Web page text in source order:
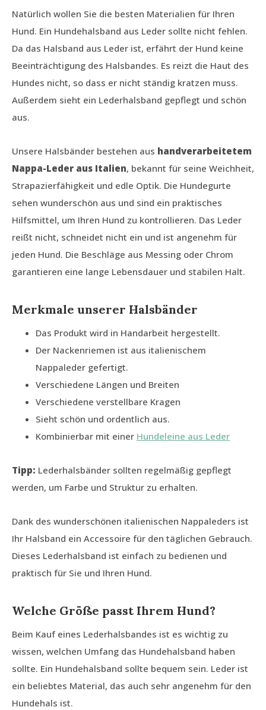
Natürlich wollen Sie die besten Materialien für Ihren
Hund. Ein Hundehalsband aus Leder sollte nicht fehlen.
Da das Halsband aus Leder ist, erfährt der Hund keine
Beeinträchtigung des Halsbandes. Es reizt die Haut des
Hundes nicht, so dass er nicht ständig kratzen muss.
Außerdem sieht ein Lederhalsband gepflegt und schön
aus.
Unsere Halsbänder bestehen aus handverarbeitetem
Nappa-Leder aus Italien, bekannt für seine Weichheit,
Strapazierfähigkeit und edle Optik. Die Hundegurte
sehen wunderschön aus und sind ein praktisches
Hilfsmittel, um Ihren Hund zu kontrollieren. Das Leder
reißt nicht, schneidet nicht ein und ist angenehm für
jeden Hund. Die Beschläge aus Messing oder Chrom
garantieren eine lange Lebensdauer und stabilen Halt.
Merkmale unserer Halsbänder
Das Produkt wird in Handarbeit hergestellt.
Der Nackenriemen ist aus italienischem
Nappaleder gefertigt.
Verschiedene Längen und Breiten
Verschiedene verstellbare Kragen
Sieht schön und ordentlich aus.
Kombinierbar mit einer Hundeleine aus Leder
Tipp: Lederhalsbänder sollten regelmäßig gepflegt
werden, um Farbe und Struktur zu erhalten.
Dank des wunderschönen italienischen Nappaleders ist
Ihr Halsband ein Accessoire für den täglichen Gebrauch.
Dieses Lederhalsband ist einfach zu bedienen und
praktisch für Sie und Ihren Hund.
Welche Größe passt Ihrem Hund?
Beim Kauf eines Lederhalsbandes ist es wichtig zu
wissen, welchen Umfang das Hundehalsband haben
sollte. Ein Hundehalsband sollte bequem sein. Leder ist
ein beliebtes Material, das auch sehr angenehm für den
Hundehals ist.